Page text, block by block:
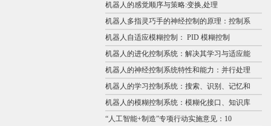
机器人的感觉顺序与策略:变换,处理
机器人多指灵巧手的神经控制的原理：控制系
机器人自适应模糊控制： PID 模糊控制
机器人的进化控制系统：解决其学习与适应能
机器人的神经控制系统特性和能力：并行处理
机器人的学习控制系统：搜索、识别、记忆和
机器人的模糊控制系统：模糊化接口、知识库
“人工智能+制造”专项行动实施意见：10